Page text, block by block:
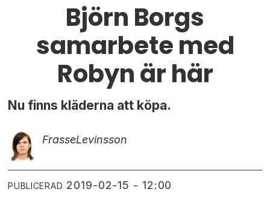
Björn Borgs
samarbete med
Robyn är här
Nu finns kläderna att köpa.
FrasseLevinsson
PUBLICERAD 2019-02-15 - 12:00